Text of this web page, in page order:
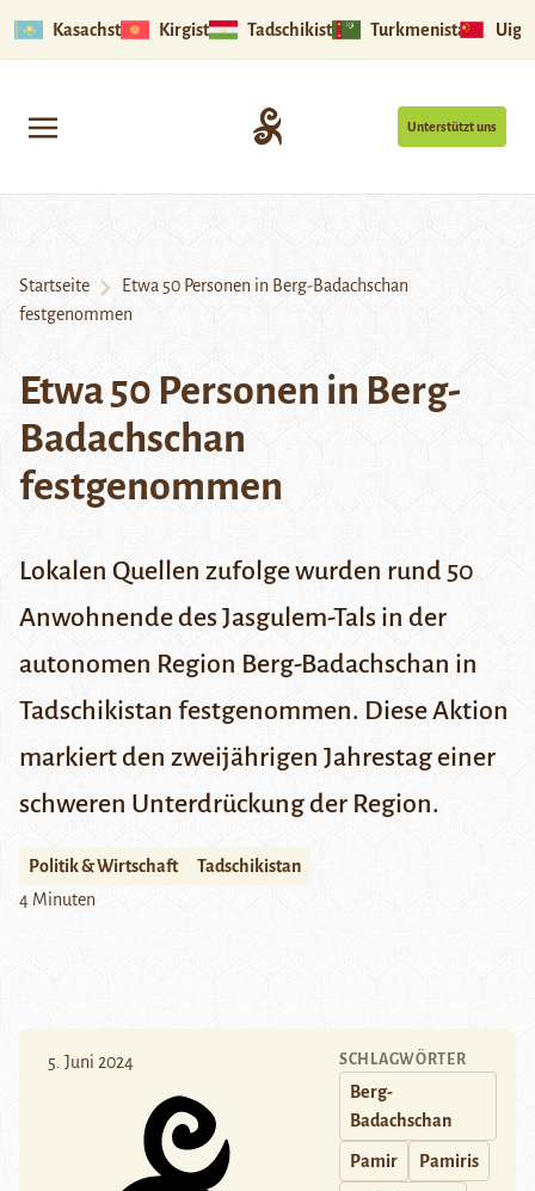
Kasachstan Kirgistan Tadschikistan Turkmenistan
Unterstützt uns
Startseite
Etwa 50 Personen in Berg-Badachschan
festgenommen
Etwa 50 Personen in Berg-
Badachschan
festgenommen
Lokalen Quellen zufolge wurden rund 50
Anwohnende des Jasgulem-Tals in der
autonomen Region Berg-Badachschan in
Tadschikistan festgenommen. Diese Aktion
markiert den zweijährigen Jahrestag einer
schweren Unterdrückung der Region.
Politik & Wirtschaft
Tadschikistan
4 Minuten
5. Juni 2024 SCHLAGWÖRTER
Berg-
Badachschan
Pamir Pamiris